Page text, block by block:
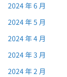
2024 年 6 月
2024 年 5 月
2024 年 4 月
2024 年 3 月
2024 年 2 月